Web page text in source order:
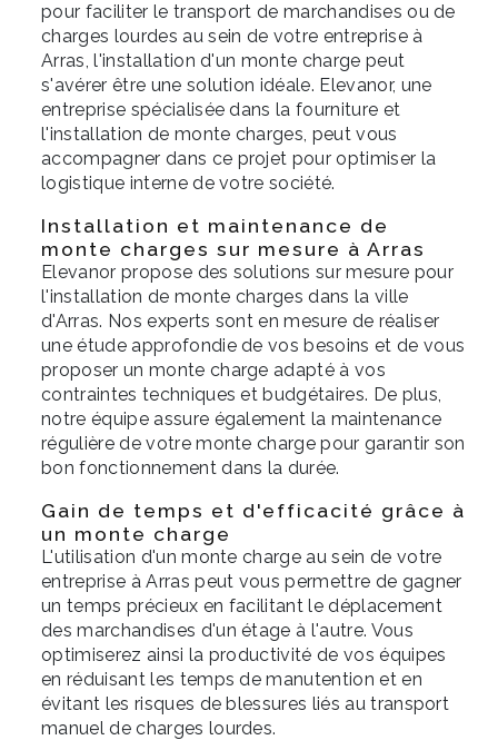
pour faciliter le transport de marchandises ou de
charges lourdes au sein de votre entreprise à
Arras, l'installation d'un monte charge peut
s'avérer être une solution idéale. Elevanor, une
entreprise spécialisée dans la fourniture et
l'installation de monte charges, peut vous
accompagner dans ce projet pour optimiser la
logistique interne de votre société.
Installation et maintenance de
monte charges sur mesure à Arras
Elevanor propose des solutions sur mesure pour
l'installation de monte charges dans la ville
d'Arras. Nos experts sont en mesure de réaliser
une étude approfondie de vos besoins et de vous
proposer un monte charge adapté à vos
contraintes techniques et budgétaires. De plus,
notre équipe assure également la maintenance
régulière de votre monte charge pour garantir son
bon fonctionnement dans la durée.
Gain de temps et d'efficacité grâce à
un monte charge
L'utilisation d'un monte charge au sein de votre
entreprise à Arras peut vous permettre de gagner
un temps précieux en facilitant le déplacement
des marchandises d'un étage à l'autre. Vous
optimiserez ainsi la productivité de vos équipes
en réduisant les temps de manutention et en
évitant les risques de blessures liés au transport
manuel de charges lourdes.